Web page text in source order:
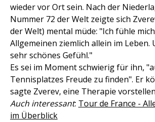
wieder vor Ort sein. Nach der
Nummer 72 der Welt zeigte sich
der Welt) mental müde: "Ich fühle
Allgemeinen ziemlich allein im Leben.
sehr schönes Gefühl."
Es sei im Moment schwierig für ihn,
Tennisplatzes Freude zu finden". Er
sagte Zverev, eine Therapie
Auch interessant: Tour de France -
im Überblick